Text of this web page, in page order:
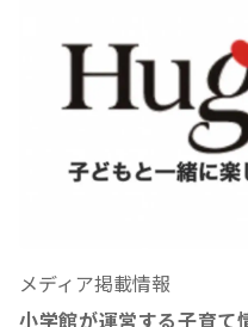
メディア掲載情報
小学館が運営する子育